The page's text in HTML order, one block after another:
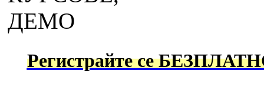
Регистрайте се